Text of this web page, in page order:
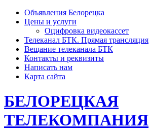
Объявления Белорецка
Цены и услуги
Оцифровка видеокассет
Телеканал БТК. Прямая трансляция
Вещание телеканала БТК
Контакты и реквизиты
Написать нам
Карта сайта
БЕЛОРЕЦКАЯ
ТЕЛЕКОМПАНИЯ